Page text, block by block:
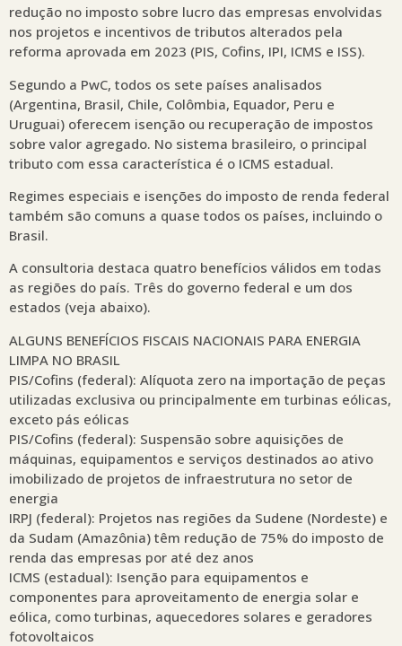
redução no imposto sobre lucro das empresas envolvidas
nos projetos e incentivos de tributos alterados pela
reforma aprovada em 2023 (PIS, Cofins, IPI, ICMS e ISS).
Segundo a PwC, todos os sete países analisados
(Argentina, Brasil, Chile, Colômbia, Equador, Peru e
Uruguai) oferecem isenção ou recuperação de impostos
sobre valor agregado. No sistema brasileiro, o principal
tributo com essa característica é o ICMS estadual.
Regimes especiais e isenções do imposto de renda federal
também são comuns a quase todos os países, incluindo o
Brasil.
A consultoria destaca quatro benefícios válidos em todas
as regiões do país. Três do governo federal e um dos
estados (veja abaixo).
ALGUNS BENEFÍCIOS FISCAIS NACIONAIS PARA ENERGIA
LIMPA NO BRASIL
PIS/Cofins (federal): Alíquota zero na importação de peças
utilizadas exclusiva ou principalmente em turbinas eólicas,
exceto pás eólicas
PIS/Cofins (federal): Suspensão sobre aquisições de
máquinas, equipamentos e serviços destinados ao ativo
imobilizado de projetos de infraestrutura no setor de
energia
IRPJ (federal): Projetos nas regiões da Sudene (Nordeste) e
da Sudam (Amazônia) têm redução de 75% do imposto de
renda das empresas por até dez anos
ICMS (estadual): Isenção para equipamentos e
componentes para aproveitamento de energia solar e
eólica, como turbinas, aquecedores solares e geradores
fotovoltaicos